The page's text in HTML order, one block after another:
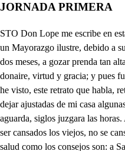
JORNADA PRIMERA
STO Don Lope me escribe en esta carta. Acertada elección, señor, ha sido en casarte con Doña Ana su hija. El retrato es este . en quien el alma idolatra. Es Don Lope, como sabes, deudo mío, en Salamanca goza un Mayorazgo ilustre, debido a su noble Casa; y aunque yo tengo en Sevilla la mía, traté por cartas este casamiento, y fue la elección tan acertada, que efectuado quedó; y así es forzoso que parta; Floro, dentro de dos meses, a gozar prenda tan alta. Casarse a gusto, señor, y más con tan noble Dama, es merced de la fortuna. Los Cortesanos la llaman felicidad de la vida. Ya me había dicho la fama de Doña Ana la hermosura, donaire, virtud y gracia; y pues fueron las estrellas movimientos, que señalan con los rasgos de sus luces las tres pasiones humanas, gozar pretendo el impulso que alentó mis esperanzas, que aunque a mi esposa no he visto, este retrato que habla, retóricamente mudo, con el corazón, y el alma, me tiene, Floro, rendido a sus prendas soberanas. El disponer tu partida será de grande importancia. Por ahora no es posible, hasta dejar ajustadas de mi casa algunas cosas; pero será la jornada lo más breve que yo pueda, pues me dice en esta carta Don Lope, que gustaria que estuviera en Salamanca por todo este mes. A quién tan noble dicha le aguarda, siglos juzgara las horas. Amor me preste sus alas, para que lograda vea, con tan dichosa esperanza, la posesión que venera con tantos gustos el alma. Cansado vengo de oír de mi padre los consejos. Con ser cansados los viejos, no se